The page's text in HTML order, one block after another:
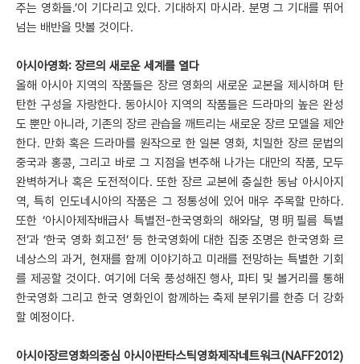
주는 영화들.’이 기다리고 있다. 기대하지 마시라. 분명 그 기대를 뛰어
넘는 배반을 맛볼 것이다.
아시아영화: 장르의 새로운 세계를 열다
올해 아시아 지역의 작품들은 장르 영화의 새로운 교본을 제시하며 탄
탄한 구성을 자랑한다. 동아시아 지역의 작품들은 드라마의 높은 완성
도 뿐만 아니라, 기존의 장르 관습을 깨트리는 새로운 장르 모델을 제안
한다. 만화 혹은 드라마를 원작으로 한 일본 영화, 치밀한 장르 문법의
중국과 홍콩, 그리고 바로 그 지점을 변주해 나가는 대만의 작품, 모두
완벽하거나 혹은 도전적이다. 또한 장르 교본에 충실한 동남 아시아지
역, 특히 인도네시아의 작품은 그 정통성에 있어 매우 주목할 만하다.
또한 ‘아시아제작배급사 특별전-한국영화의 해와달, 명明필름 특별
전’과 ‘한국 영화 회고전’ 등 한국영화에 대한 집중 조명은 한국영화 르
네상스의 과거, 현재를 함께 이야기하고 미래를 전망하는 특별한 기회
를 제공할 것이다. 여기에 더욱 풍성해진 행사, 파티 및 볼거리를 통해
한국영화 그리고 한국 영화인이 함께하는 축제 분위기를 한층 더 강화
할 예정이다.
아시아장르영화의중심 아시아판타스틱영화제작네트워크(NAFF2012)